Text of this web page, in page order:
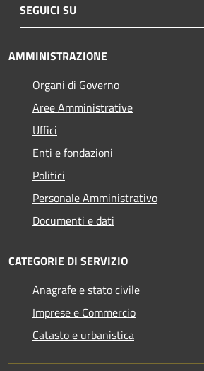
SEGUICI SU
AMMINISTRAZIONE
Organi di Governo
Aree Amministrative
Uffici
Enti e fondazioni
Politici
Personale Amministrativo
Documenti e dati
CATEGORIE DI SERVIZIO
Anagrafe e stato civile
Imprese e Commercio
Catasto e urbanistica